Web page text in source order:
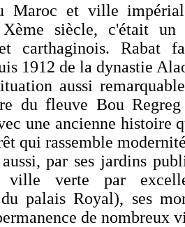
Maroc et ville
siècle, c'était un
carthaginois. Rabat
1912 de la dynastie
aussi
du fleuve Bou
une ancienne histoire
qui rassemble
par ses jardins
verte par
du palais Royal), ses
de nombreux